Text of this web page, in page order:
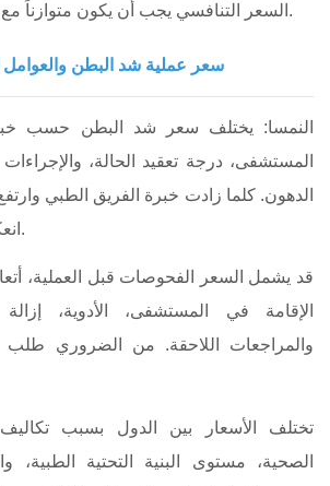
السعر التنافسي يجب أن يكون متوازناً مع جودة الرعاية الطبية.
سعر عملية شد البطن والعوامل
النمسا: يختلف سعر شد البطن حسب
المستشفى، درجة تعقيد الحالة،
الدهون. كلما زادت خبرة الفريق الطبي
انعكس ذلك على السعر.
قد يشمل السعر الفحوصات قبل العملية،
الإقامة في المستشفى، الأدوية، إزالة
والمراجعات اللاحقة. من الضروري
تختلف الأسعار بين الدول بسبب تكاليف
الصحية، مستوى البنية التحتية الطبية،